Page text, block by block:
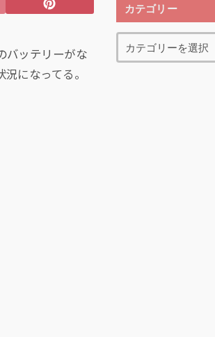
バッテリーがな
になってる。
カテゴリー